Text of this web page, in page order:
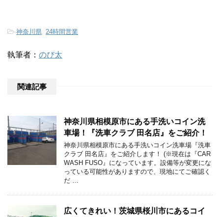
-神奈川県 24時間営業
執筆者： のび太
関連記事
神奈川県相模原市にある手洗いコイン洗
車場！『洗車クラブ 田名店』をご紹介！
神奈川県相模原市にある手洗いコイン洗車場『洗車
クラブ 田名店』をご紹介します！ (※現在は『CAR
WASH FUSO』になっています。設備等が変更にな
っている可能性がありますので、現地にてご確認く
だ …
広くてきれい！茨城県桜川市にあるコイ